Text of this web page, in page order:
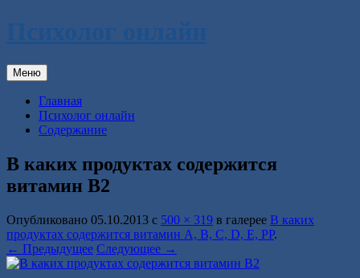
Меню
Главная
Психолог онлайн
Содержание
В каких продуктах содержится
витамин В2
Опубликовано 05.10.2013 с 500 × 319 в галерее В каких
продуктах содержится витамин A, B, C, D, E, PP.
← Предыдущее Следующее →